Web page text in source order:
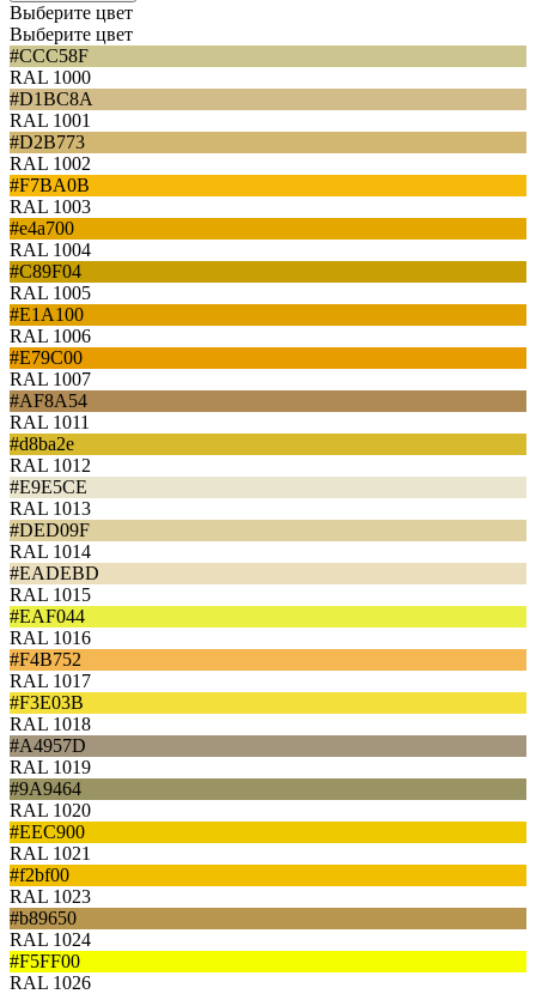
Выберите цвет
Выберите цвет
#CCC58F
RAL 1000
#D1BC8A
RAL 1001
#D2B773
RAL 1002
#F7BA0B
RAL 1003
#e4a700
RAL 1004
#C89F04
RAL 1005
#E1A100
RAL 1006
#E79C00
RAL 1007
#AF8A54
RAL 1011
#d8ba2e
RAL 1012
#E9E5CE
RAL 1013
#DED09F
RAL 1014
#EADEBD
RAL 1015
#EAF044
RAL 1016
#F4B752
RAL 1017
#F3E03B
RAL 1018
#A4957D
RAL 1019
#9A9464
RAL 1020
#EEC900
RAL 1021
#f2bf00
RAL 1023
#b89650
RAL 1024
#F5FF00
RAL 1026